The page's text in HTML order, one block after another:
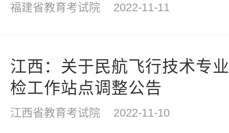
福建省教育考试院 2022-11-11
江西：关于民航飞行技术专
检工作站点调整公告
江西省教育考试院 2022-11-10